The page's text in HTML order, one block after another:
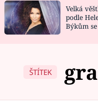
NOVINKY
VIDEORECEPTY
Velká
podle
Býkům
ŠTÍTEK